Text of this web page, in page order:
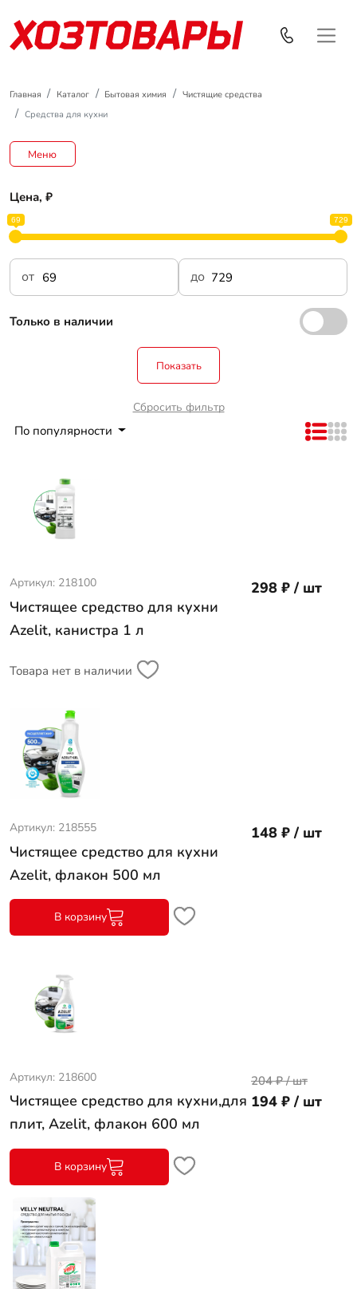
Главная Каталог Бытовая химия
Чистящие средства
Средства для кухни
Меню
Цена, ₽
69 729
от до
Только в наличии
Показать
Сбросить фильтр
По популярности
Артикул: 218100
Чистящее средство для кухни
Azelit, канистра 1 л
Товара нет в наличии
298 ₽ / шт
Артикул: 218555
Чистящее средство для кухни
Azelit, флакон 500 мл
В корзину
148 ₽ / шт
Артикул: 218600
Чистящее средство для кухни,для
плит, Azelit, флакон 600 мл
В корзину
204 ₽ / шт
194 ₽ / шт